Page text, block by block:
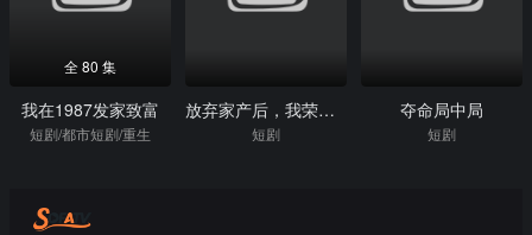
全 80 集
我在1987发家致富
短剧/都市短剧/重生
放弃家产后，我荣耀归来
短剧
夺命局中局
短剧